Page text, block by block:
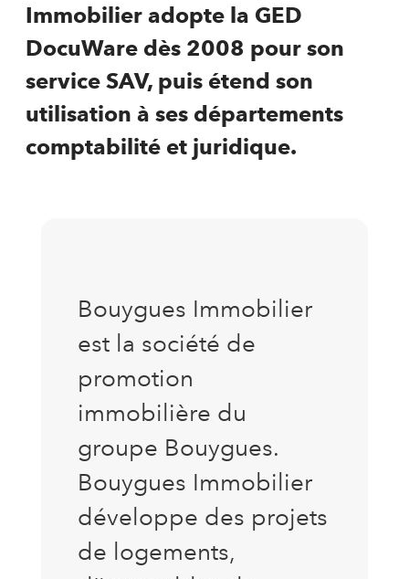
Immobilier adopte la GED
DocuWare dès 2008 pour son
service SAV, puis étend son
utilisation à ses départements
comptabilité et juridique.
Bouygues Immobilier
est la société de
promotion
immobilière du
groupe Bouygues.
Bouygues Immobilier
développe des projets
de logements,